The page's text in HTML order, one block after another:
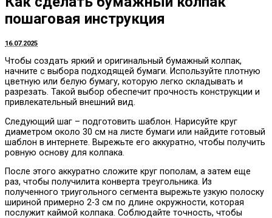
пошаговая инструкция
16.07.2025
Чтобы создать яркий и оригинальный бумажный колпак,
начните с выбора подходящей бумаги. Используйте плотную
цветную или белую бумагу, которую легко складывать и
разрезать. Такой выбор обеспечит прочность конструкции и
привлекательный внешний вид.
Следующий шаг – подготовить шаблон. Нарисуйте круг
диаметром около 30 см на листе бумаги или найдите готовый
шаблон в интернете. Вырежьте его аккуратно, чтобы получить
ровную основу для колпака.
После этого аккуратно сложите круг пополам, а затем еще
раз, чтобы получилита конверта треугольника. Из
полученного триугольного сегмента вырежьте узкую полоску
шириной примерно 2-3 см по длине окружности, которая
послужит каймой колпака. Соблюдайте точность, чтобы